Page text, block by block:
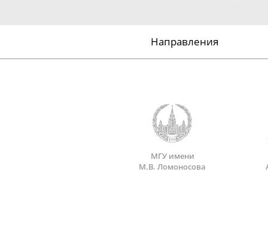
Направления
МГУ имени
М.В. Ломоносова